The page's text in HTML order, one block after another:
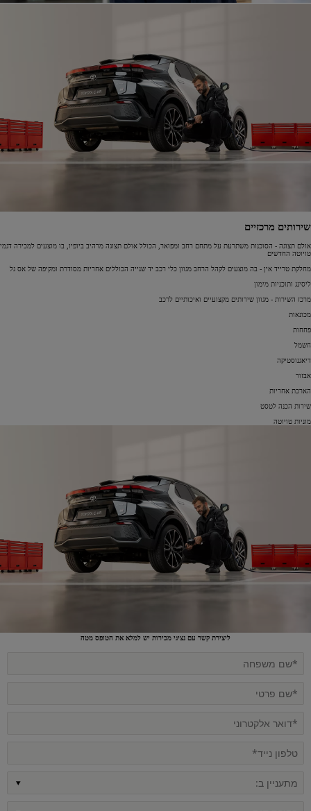
שירותים מרכזיים
אולם תצוגה - הסוכנות משתרעת על מתחם רחב ומפואר, הכולל אולם תצוגה מרהיב ביופיו, בו מוצעים למכירה דגמי
טויוטה החדשים
מחלקת טרייד אין - בה מוצעים לקהל הרחב מגוון כלי רכב יד שנייה הכוללים אחריות מסודרת ומקיפה של אס גל
ליסינג ותוכניות מימון
מרכז השירות - מגוון שירותים מקצועיים ואיכותיים לרכב
מכונאות
פחחות
חשמל
דיאגנוסטיקה
אבזור
הארכת אחריות
שירות הכנה לטסט
מוניות טויוטה
ליצירת קשר עם נציגי מכירות יש למלא את הטופס מטה